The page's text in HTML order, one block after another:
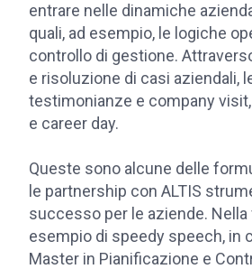
entrare nelle dinamiche
quali, ad esempio, le logiche
controllo di gestione.
e risoluzione di casi aziendali,
testimonianze e company
e career day.
Queste sono alcune delle
le partnership con ALTIS
successo per le aziende. Nella
esempio di speedy speech, in
Master in Pianificazione e